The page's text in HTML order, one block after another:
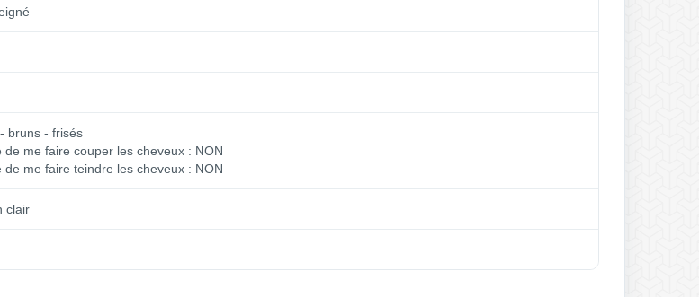
bruns - frisés
de me faire couper les cheveux : NON
de me faire teindre les cheveux : NON
clair